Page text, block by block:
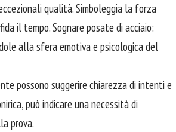
qualità. Simboleggia la forza
il tempo. Sognare posate di acciaio:
alla sfera emotiva e psicologica del
possono suggerire chiarezza di intenti e
può indicare una necessità di
prova.